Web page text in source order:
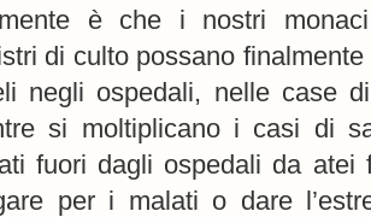
è che i nostri
di culto possano
negli ospedali, nelle case
si moltiplicano i casi di
fuori dagli ospedali da atei
per i malati o dare